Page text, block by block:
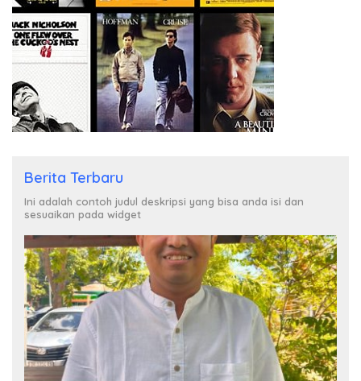
Berita Terbaru
Ini adalah contoh judul deskripsi yang bisa anda isi dan
sesuaikan pada widget